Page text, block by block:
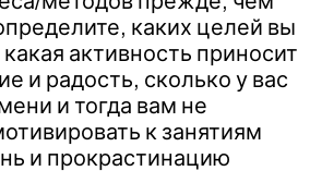
каких целей вы
активность приносит
и радость, сколько у вас
и тогда вам не
к занятиям
и прокрастинацию